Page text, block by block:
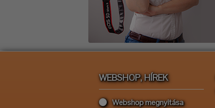
WEBSHOP, HÍREK
Webshop megnyitása